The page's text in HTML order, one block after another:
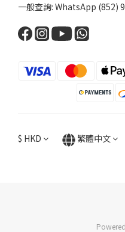
一般查詢: WhatsApp (852)
$ HKD 繁體中文